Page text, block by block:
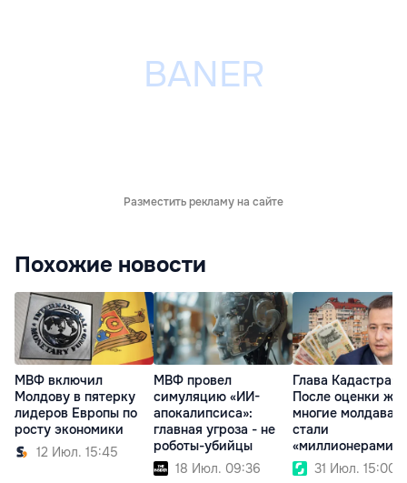
Разместить рекламу на сайте
Похожие новости
МВФ включил
Молдову в пятерку
лидеров Европы по
росту экономики
12 Июл. 15:45
МВФ провел
симуляцию «ИИ-
апокалипсиса»:
главная угроза - не
роботы-убийцы
18 Июл. 09:36
Глава Кадастра:
После оценки
многие
стали
«миллионерами»
бумаге31 Июл. 15:00